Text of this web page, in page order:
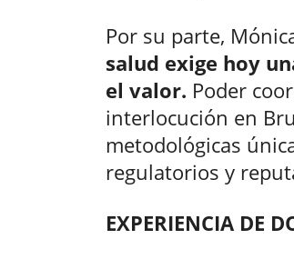
Por su parte,
salud exige hoy
el valor. Poder
interlocución en
metodológicas
regulatorios y
EXPERIENCIA DE